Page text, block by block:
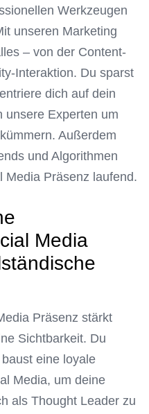
Werkzeugen
unseren Marketing
– von der Content-
Interaktion. Du sparst
dich auf dein
unsere Experten um
Außerdem
und Algorithmen
Media Präsenz laufend.
Media
Präsenz stärkt
Sichtbarkeit. Du
eine loyale
Media, um deine
als Thought Leader zu